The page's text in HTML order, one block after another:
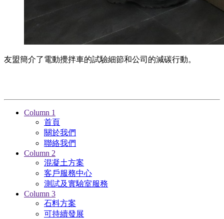
友盟簡介了電動攪拌車的試驗細節和公司的減碳行動。
Column 1
首頁
關於我們
聯絡我們
Column 2
混凝土方案
客戶服務中心
測試及實驗室服務
Column 3
石料方案
可持續發展